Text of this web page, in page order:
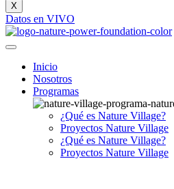
X
Datos en VIVO
Inicio
Nosotros
Programas
¿Qué es Nature Village?
Proyectos Nature Village
¿Qué es Nature Village?
Proyectos Nature Village